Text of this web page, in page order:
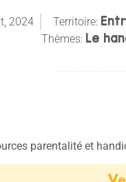
2024 Territoire:
Thèmes: Le
parentalité et